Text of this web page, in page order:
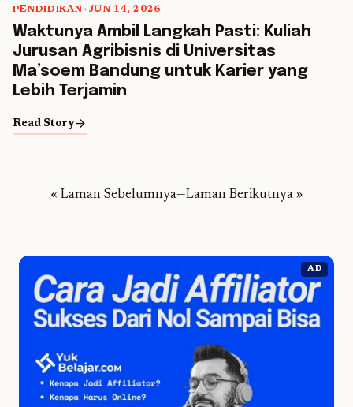
PENDIDIKAN• JUN 14, 2026
Waktunya Ambil Langkah Pasti: Kuliah
Jurusan Agribisnis di Universitas
Ma’soem Bandung untuk Karier yang
Lebih Terjamin
Read Storyarrow_forward
« Laman Sebelumnya—Laman Berikutnya »
AD